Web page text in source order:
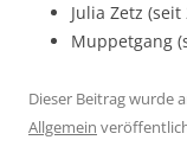
Julia Zetz (seit
Muppetgang
Dieser Beitrag wurde
Allgemein